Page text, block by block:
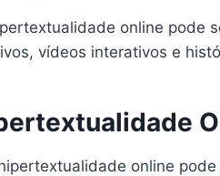
online pode
vídeos interativos e
online